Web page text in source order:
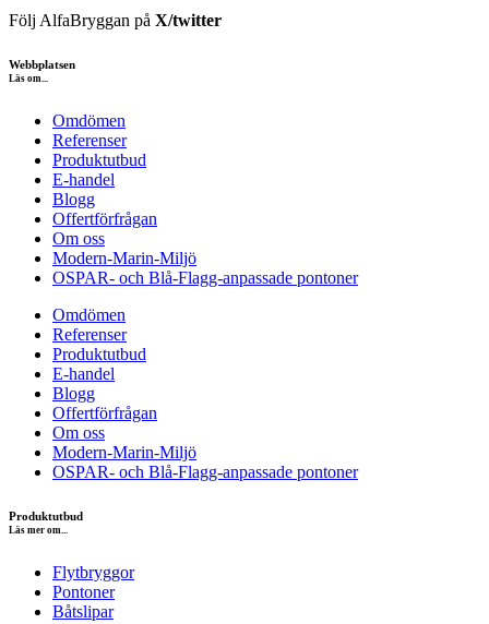
Följ AlfaBryggan på X/twitter
Webbplatsen
Läs om...
Omdömen
Referenser
Produktutbud
E-handel
Blogg
Offertförfrågan
Om oss
Modern-Marin-Miljö
OSPAR- och Blå-Flagg-anpassade pontoner
Omdömen
Referenser
Produktutbud
E-handel
Blogg
Offertförfrågan
Om oss
Modern-Marin-Miljö
OSPAR- och Blå-Flagg-anpassade pontoner
Produktutbud
Läs mer om...
Flytbryggor
Pontoner
Båtslipar